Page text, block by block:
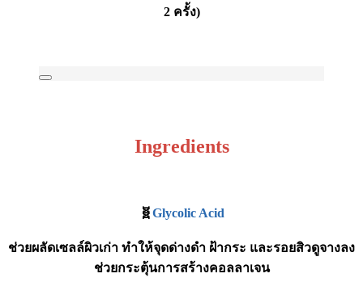
2 ครั้ง)
Ingredients
🧬Glycolic Acid
ช่วยผลัดเซลล์ผิวเก่า ทำให้จุดด่างดำ ฝ้ากระ และรอยสิวดูจางลง
ช่วยกระตุ้นการสร้างคอลลาเจน